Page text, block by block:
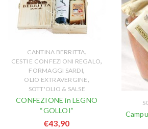
CANTINA BERRITTA,
CESTI E CONFEZIONI REGALO,
FORMAGGI SARDI,
OLIO EXTRAVERGINE,
SOTT'OLIO & SALSE
CONFEZIONE in LEGNO
“GOLLOI”
€43,90